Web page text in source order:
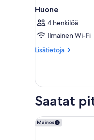
Huone
4 henkilöä
Ilmainen Wi-Fi
Lisätietoja
Lisätietoja
Saatat
Mainos
Angela